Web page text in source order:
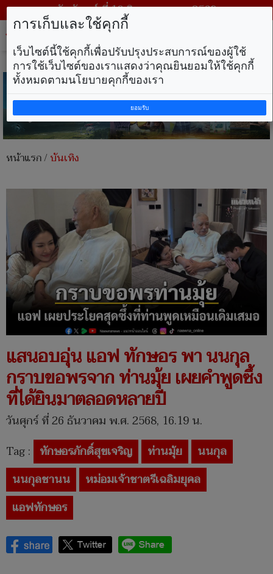
วันจันทร์ ที่ 10 สิงหาคม พ.ศ. 2569
หน้าแรก/บันเทิง
แสนอบอุ่น แอฟ ทักษอร พา นนกุล
กราบขอพรจาก ท่านมุ้ย เผยคำพูดซึ้ง
ที่ได้ยินมาตลอดหลายปี
วันศุกร์ ที่ 26 ธันวาคม พ.ศ. 2568, 16.19 น.
Tag : ทักษอรภักดิ์สุขเจริญ ท่านมุ้ย
นนกุล
นนกุลชานน
หม่อมเจ้าชาตรีเฉลิมยุคล
แอฟทักษอร
การเก็บและใช้คุกกี้
เว็บไซต์นี้ใช้คุกกี้เพื่อปรับปรุงประสบการณ์ของผู้ใช้
การใช้เว็บไซต์ของเราแสดงว่าคุณยินยอมให้ใช้คุกกี้
ทั้งหมดตามนโยบายคุกกี้ของเรา
ยอมรับ